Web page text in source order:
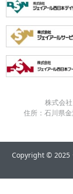
株式会
住所：石川県
Copyright © 2025